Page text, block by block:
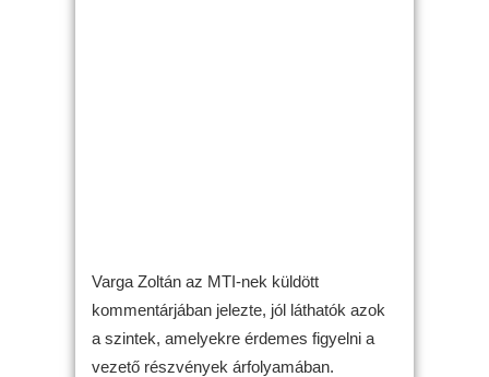
Varga Zoltán az MTI-nek küldött
kommentárjában jelezte, jól láthatók azok
a szintek, amelyekre érdemes figyelni a
vezető részvények árfolyamában.